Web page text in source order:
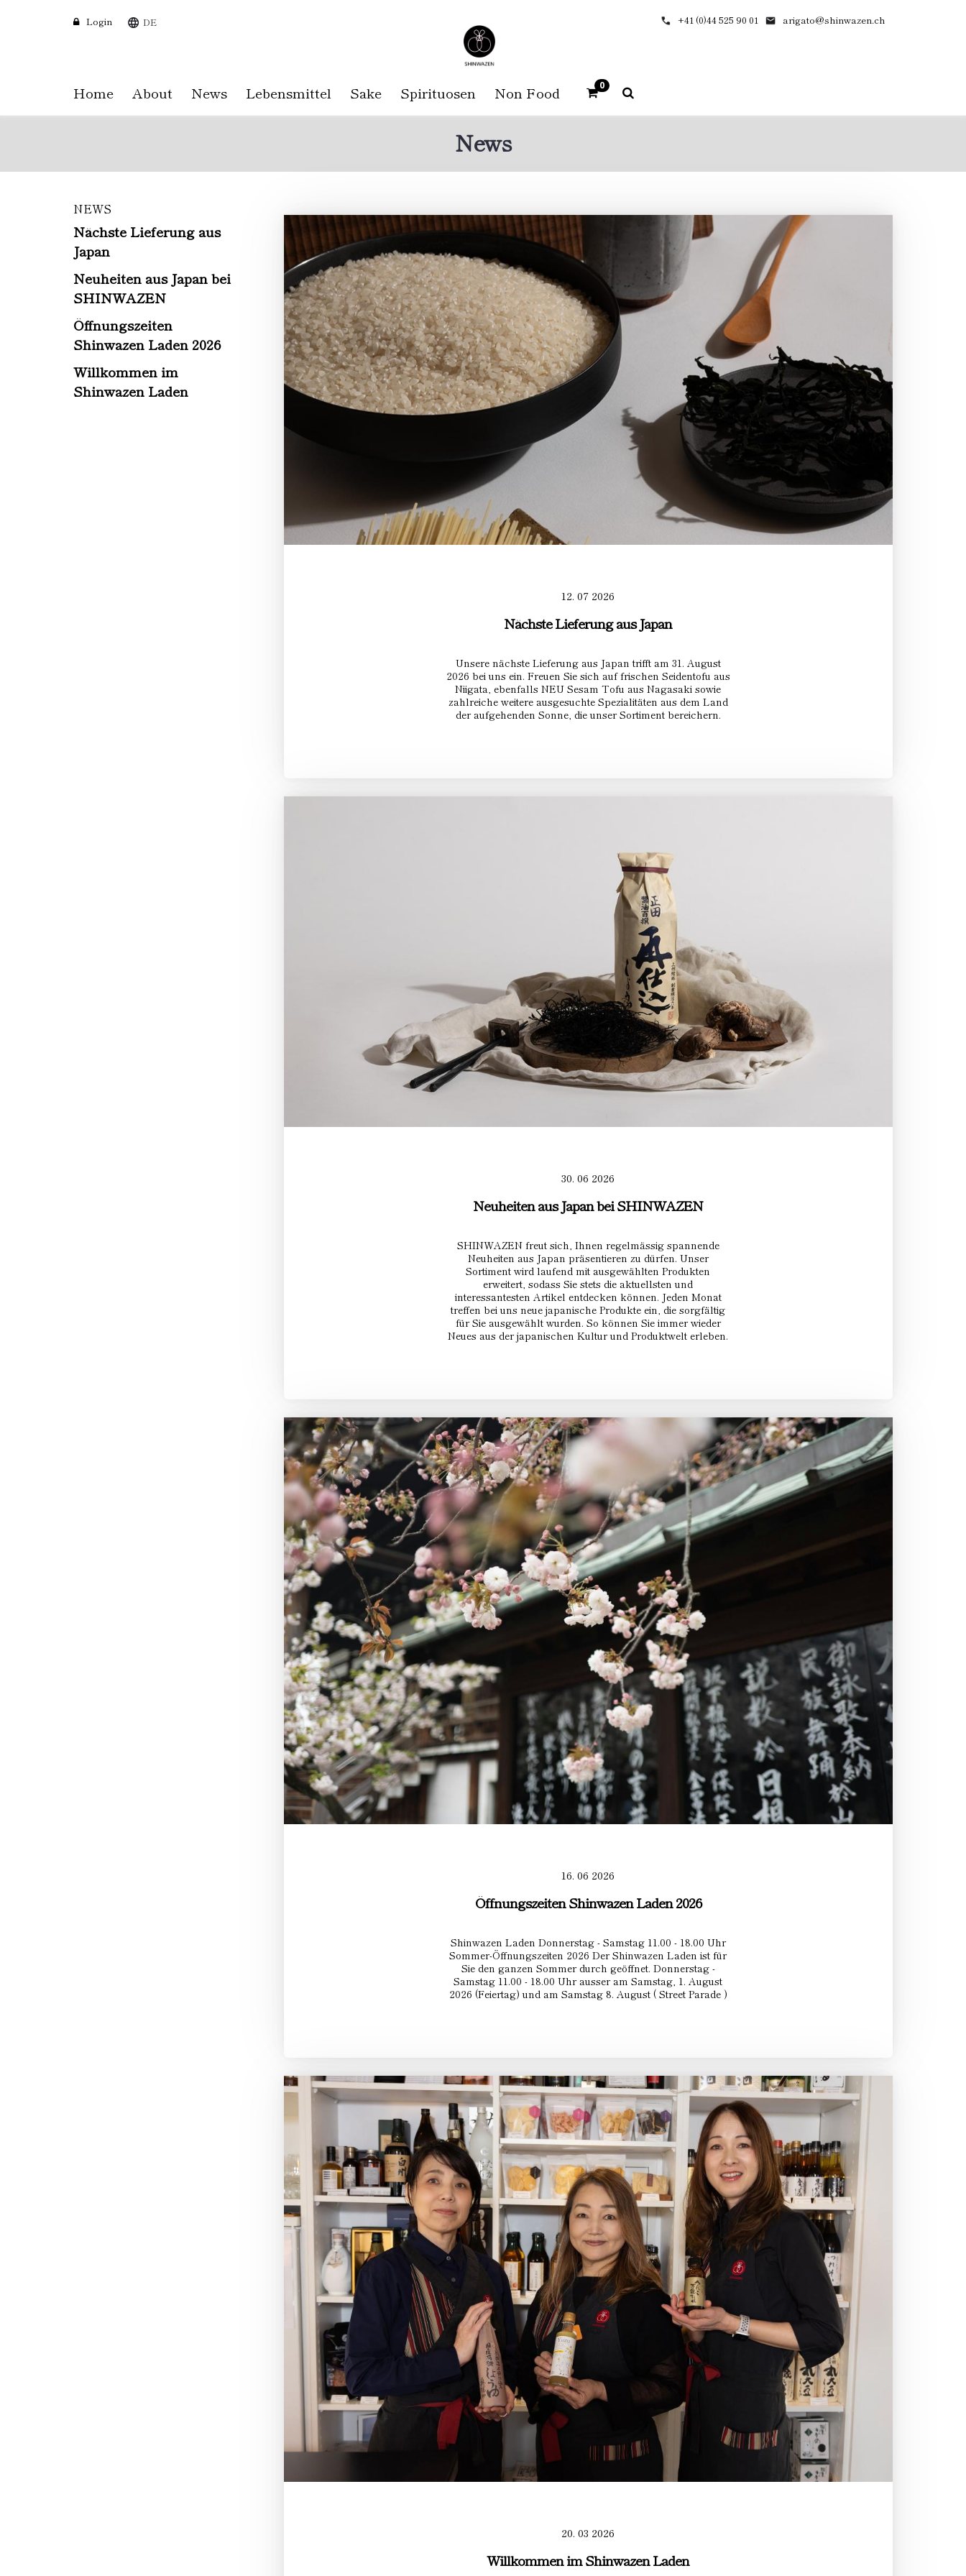
DE
Login +41 (0)44 525 90 01 arigato@shinwazen.ch
Home About News Lebensmittel Sake Spirituosen Non Food 0
News
NEWS
Nächste Lieferung aus
Japan
Neuheiten aus Japan bei
SHINWAZEN
Öffnungszeiten
Shinwazen Laden 2026
Willkommen im
Shinwazen Laden
12. 07 2026
Nächste Lieferung aus Japan
Unsere nächste Lieferung aus Japan trifft am 31. August
2026 bei uns ein. Freuen Sie sich auf frischen Seidentofu aus
Niigata, ebenfalls NEU Sesam Tofu aus Nagasaki sowie
zahlreiche weitere ausgesuchte Spezialitäten aus dem Land
der aufgehenden Sonne, die unser Sortiment bereichern.
30. 06 2026
Neuheiten aus Japan bei SHINWAZEN
SHINWAZEN freut sich, Ihnen regelmässig spannende
Neuheiten aus Japan präsentieren zu dürfen. Unser
Sortiment wird laufend mit ausgewählten Produkten
erweitert, sodass Sie stets die aktuellsten und
interessantesten Artikel entdecken können. Jeden Monat
treffen bei uns neue japanische Produkte ein, die sorgfältig
für Sie ausgewählt wurden. So können Sie immer wieder
Neues aus der japanischen Kultur und Produktwelt erleben.
16. 06 2026
Öffnungszeiten Shinwazen Laden 2026
Shinwazen Laden Donnerstag - Samstag 11.00 - 18.00 Uhr
Sommer-Öffnungszeiten 2026 Der Shinwazen Laden ist für
Sie den ganzen Sommer durch geöffnet. Donnerstag -
Samstag 11.00 - 18.00 Uhr ausser am Samstag, 1. August
2026 (Feiertag) und am Samstag 8. August ( Street Parade )
20. 03 2026
Willkommen im Shinwazen Laden